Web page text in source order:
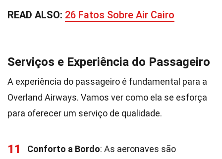
READ ALSO: 26 Fatos Sobre Air Cairo
Serviços e Experiência do Passageiro
A experiência do passageiro é fundamental para a
Overland Airways. Vamos ver como ela se esforça
para oferecer um serviço de qualidade.
11 Conforto a Bordo: As aeronaves são